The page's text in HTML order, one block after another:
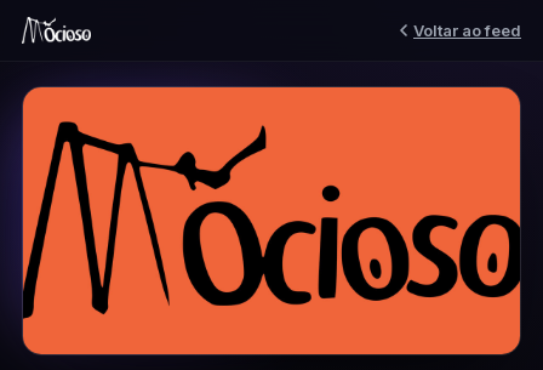
Voltar ao feed